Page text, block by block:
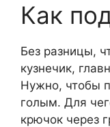
Как
Без разницы,
кузнечик,
Нужно, чтобы
голым. Для
крючок через